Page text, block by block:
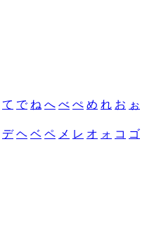
て で ね へ べ ぺ め れ お ぉ
デ ヘ ベ ペ メ レ オ ォ コ ゴ